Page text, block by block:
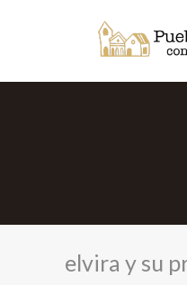
elvira y su